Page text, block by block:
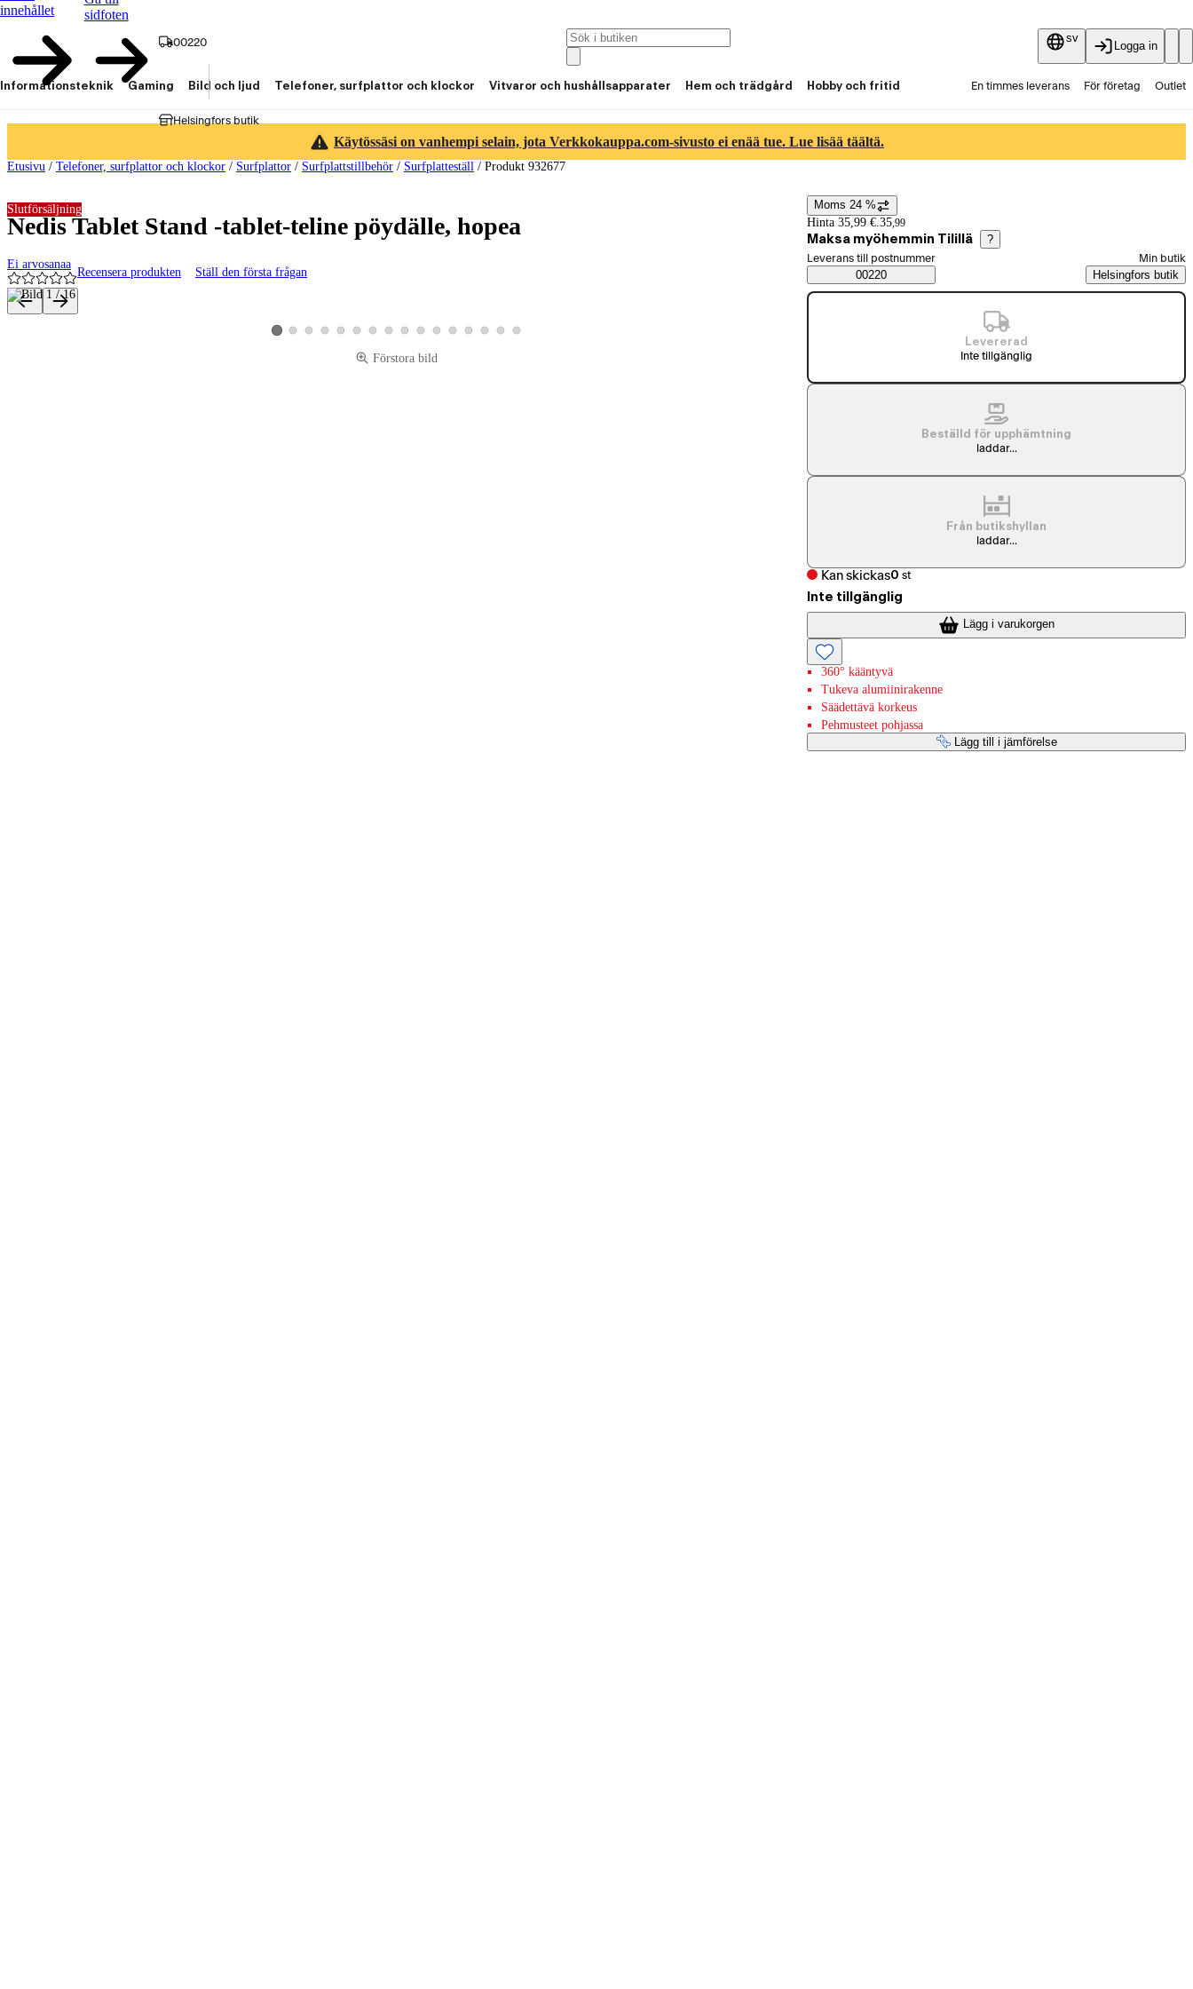
innehållet
sidfoten
00220
Helsingfors butik
sv
Logga in
Informationsteknik Gaming Bild och ljud Telefoner, surfplattor och klockor Vitvaror och hushållsapparater Hem och trädgård Hobby och fritid En timmes leverans För företag Outlet
Käytössäsi on vanhempi selain, jota Verkkokauppa.com-sivusto ei enää tue. Lue lisää täältä.
Etusivu / Telefoner, surfplattor och klockor / Surfplattor / Surfplattstillbehör / Surfplatteställ / Produkt 932677
Nedis Tablet Stand -tablet-teline pöydälle, hopea
Ei arvosanaa
Recensera produkten Ställ den första frågan
Slutförsäljning
Produktbilder och videor
Visa produktbild 1
Visa produktbild 2
Visa produktbild 3
Visa produktbild 4
Visa produktbild 5
Visa produktbild 6
Visa produktbild 7
Visa produktbild 8
Visa produktbild 9
Visa produktbild 10
Visa produktbild 11
Visa produktbild 12
Visa produktbild 13
Visa produktbild 14
Visa produktbild 15
Visa produktbild 16
Förstora bild
Prisinformation
Moms 24 %
Hinta 35,99 €.35,99
Maksa myöhemmin Tilillä ?
Saatavuustiedot
Välj beställningssätt
Leverans till postnummer
00220
Min butik
Helsingfors butik
Levererad
Inte tillgänglig
Beställd för upphämtning
laddar...
Från butikshyllan
laddar...
Kan skickas0 st
Inte tillgänglig
Lägg i varukorgen
360° kääntyvä
Tukeva alumiinirakenne
Säädettävä korkeus
Pehmusteet pohjassa
Lägg till i jämförelse